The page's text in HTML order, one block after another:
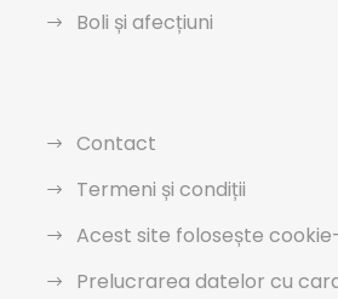
Boli și afecțiuni
Contact
Termeni și condiții
Acest site folosește
Prelucrarea datelor cu